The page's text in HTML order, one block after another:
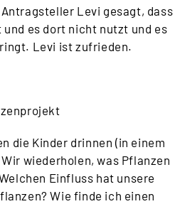
Levi gesagt, dass
und es dort nicht nutzt und es
Levi ist zufrieden.
die Kinder drinnen (in einem
wiederholen, was Pflanzen
Einfluss hat unsere
Wie finde ich einen